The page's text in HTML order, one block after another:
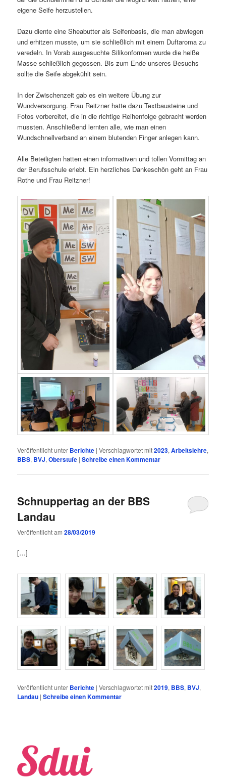
eigene Seife herzustellen.
Dazu diente eine Sheabutter als Seifenbasis, die man abwiegen
und erhitzen musste, um sie schließlich mit einem Duftaroma zu
veredeln. In Vorab ausgesuchte Silikonformen wurde die heiße
Masse schließlich gegossen. Bis zum Ende unseres Besuchs
sollte die Seife abgekühlt sein.
In der Zwischenzeit gab es ein weitere Übung zur
Wundversorgung. Frau Reitzner hatte dazu Textbausteine und
Fotos vorbereitet, die in die richtige Reihenfolge gebracht werden
mussten. Anschließend lernten alle, wie man einen
Wundschnellverband an einem blutenden Finger anlegen kann.
Alle Beteiligten hatten einen informativen und tollen Vormittag an
der Berufsschule erlebt. Ein herzliches Dankeschön geht an Frau
Rothe und Frau Reitzner!
Veröffentlicht unter Berichte |Verschlagwortet mit2023,Arbeitslehre,
BBS, BVJ,Oberstufe |Schreibe einen Kommentar
Schnuppertag an der BBS
Landau
Veröffentlicht am28/03/2019
[…]
Veröffentlicht unter Berichte |Verschlagwortet mit2019, BBS, BVJ,
Landau |Schreibe einen Kommentar